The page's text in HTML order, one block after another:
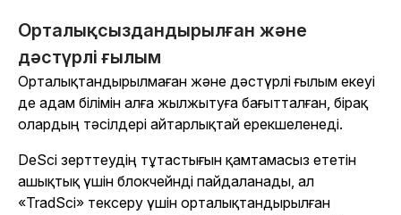
Орталықсыздандырылған және
дәстүрлі ғылым
Орталықтандырылмаған және дәстүрлі ғылым екеуі
де адам білімін алға жылжытуға бағытталған, бірақ
олардың тәсілдері айтарлықтай ерекшеленеді.
DeSci зерттеудің тұтастығын қамтамасыз ететін
ашықтық үшін блокчейнді пайдаланады, ал
«TradSci» тексеру үшін орталықтандырылған